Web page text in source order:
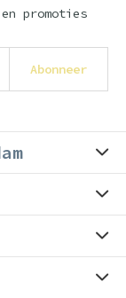
promoties
Abonneer